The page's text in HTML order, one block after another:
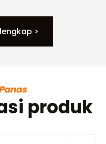
>
produk